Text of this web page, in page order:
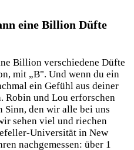
eine Billion Düfte
Billion verschiedene Düfte
mit „B". Und wenn du ein
ein Gefühl aus deiner
Robin und Lou erforschen
Sinn, den wir alle bei uns
sehen viel und riechen
Universität in New
nachgemessen: über 1